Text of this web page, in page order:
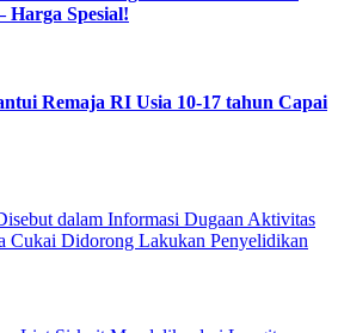
Harga Spesial!
Remaja RI Usia 10-17 tahun Capai
dalam Informasi Dugaan Aktivitas
Cukai Didorong Lakukan Penyelidikan